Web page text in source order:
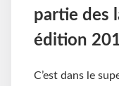
partie des
édition
C’est dans le